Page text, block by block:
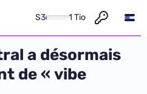
S3 1 Tio
a désormais
de « vibe